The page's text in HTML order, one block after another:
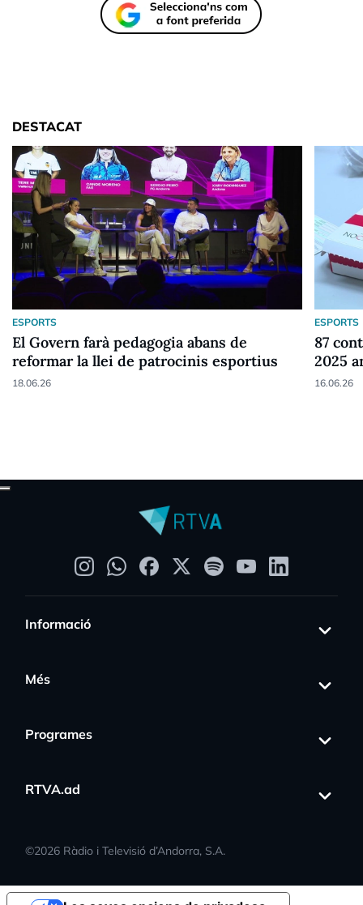
DESTACAT
ESPORTS
El Govern farà pedagogia abans de
reformar la llei de patrocinis esportius
18.06.26
ESPORTS
87
2025
16.06.26
Informació
Més
Programes
RTVA.ad
©2026 Ràdio i Televisió d’Andorra, S.A.